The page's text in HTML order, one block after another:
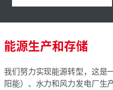
能源生产和存储
我们努力实现能源转型，这是
阳能）、水力和风力发电厂生